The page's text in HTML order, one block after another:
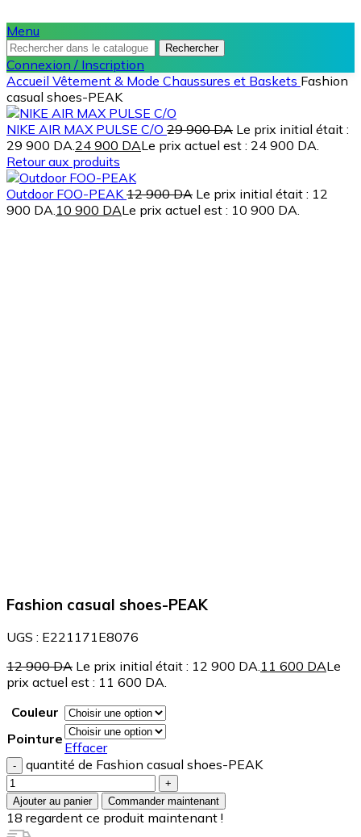
Menu
Rechercher
Connexion / Inscription
Accueil Vêtement & Mode Chaussures et Baskets Fashion
casual shoes-PEAK
NIKE AIR MAX PULSE C/O 29 900DA Le prix initial était :
29 900 DA.24 900 DALe prix actuel est : 24 900 DA.
Retour aux produits
Outdoor FOO-PEAK12 900DA Le prix initial était : 12
900 DA.10 900 DALe prix actuel est : 10 900 DA.
Fashion casual shoes-PEAK
UGS : E221171E8076
12 900DA Le prix initial était : 12 900 DA.11 600 DALe
prix actuel est : 11 600 DA.
Couleur
Pointure
Effacer
quantité de Fashion casual shoes-PEAK
Ajouter au panier Commander maintenant
18 regardent ce produit maintenant !